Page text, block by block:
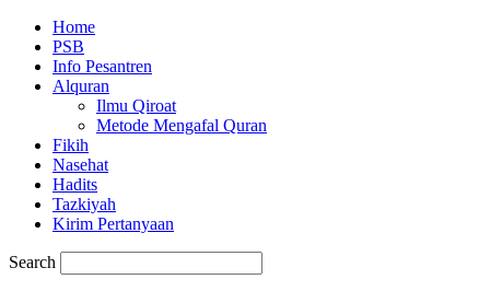
Home
PSB
Info Pesantren
Alquran
Ilmu Qiroat
Metode Mengafal Quran
Fikih
Nasehat
Hadits
Tazkiyah
Kirim Pertanyaan
Search